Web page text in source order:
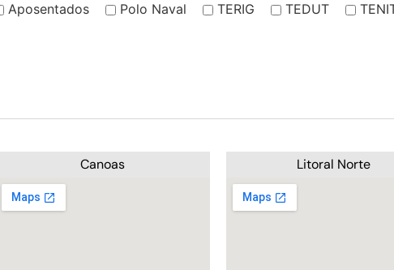
Aposentados Polo Naval TERIG TEDUT
Canoas Litoral Norte